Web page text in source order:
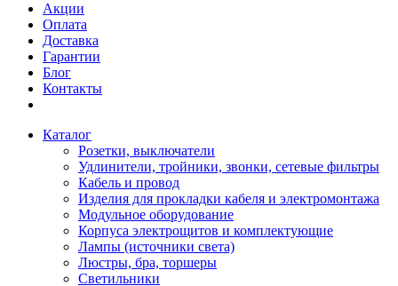
Акции
Оплата
Доставка
Гарантии
Блог
Контакты
Каталог
Розетки, выключатели
Удлинители, тройники, звонки, сетевые фильтры
Кабель и провод
Изделия для прокладки кабеля и электромонтажа
Модульное оборудование
Корпуса электрощитов и комплектующие
Лампы (источники света)
Люстры, бра, торшеры
Светильники